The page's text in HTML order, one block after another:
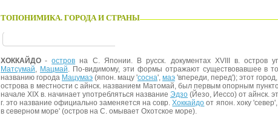
ТОПОНИМИКА. ГОРОДА И СТРАНЫ
ХОККАЙДО -остров на С. Японии. В русск. документах XVIII в. остров
Матсумай, Мацмай. По-видимому, эти формы отражают существовавшее в
названию города Мацумаэ (япон. мацу 'сосна', маэ 'впереди, перед'); этот
острова в местности с айнск. названием Матомай, был первым опорным
начале XIX в. начинает употребляться название Эдзо (Йезо, Иессо) от айнск.
г. это название официально заменяется на совр.Хоккайдо от япон. хоку
в северном море' (остров на С. омывает Охотское море).